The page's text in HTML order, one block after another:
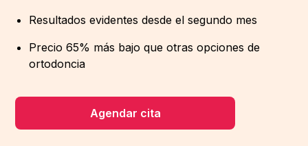
Resultados evidentes desde el segundo mes
Precio 65% más bajo que otras opciones de
ortodoncia
Agendar cita